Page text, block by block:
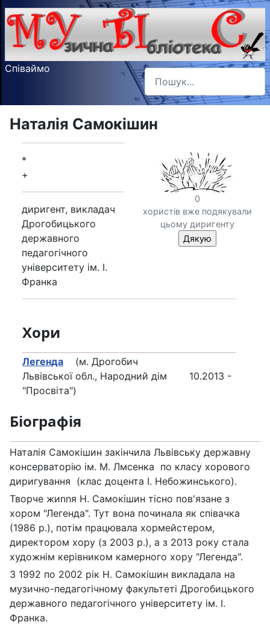
Співаймо Пошук
Type 2 or more characters
Наталія Самокішин
0
хористів вже подякували
цьому диригенту
*
+
диригент, викладач
Дрогобицького
державного
педагогічного
університету ім. І.
Франка
Хори
Легенда (м. Дрогобич
Львівської обл., Народний дім
"Просвіта")
10.2013 -
Біографія
Наталія Самокішин закінчила Львівську державну
консерваторію ім. М. Лмсенка по класу хорового
диригування (клас доцента І. Небожинського).
Творче жиnnя Н. Самокішин тісно пов'язане з
хором "Легенда". Тут вона починала як співачка
(1986 р.), потім працювала хормейстером,
директором хору (з 2003 р.), а з 2013 року стала
художнім керівником камерного хору "Легенда".
З 1992 по 2002 рік Н. Самокішин викладала на
музично-педагогічному факультеті Дрогобицького
державного педагогічного університету ім. І.
Франка.